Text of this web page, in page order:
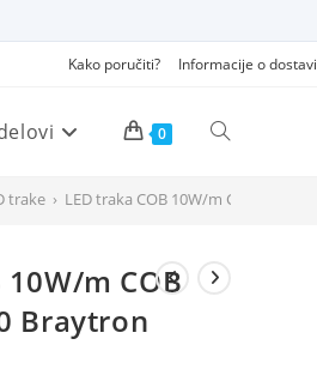
Kako poručiti? Informacije o dostavi
0 Pretraži
trake › LED traka COB 10W/m COB 4000K
10W/m COB
Braytron